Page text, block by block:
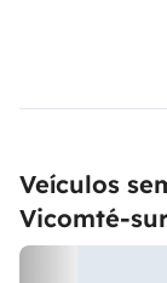
Veículos
Vicomté-